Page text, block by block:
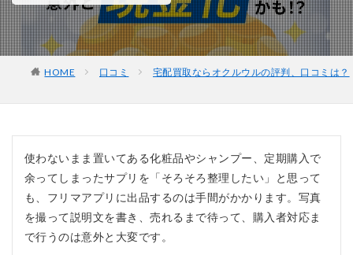
HOME 口コミ 宅配買取ならオクルウルの評判、口コミは？
使わないまま置いてある化粧品やシャンプー、定期購入で
余ってしまったサプリを「そろそろ整理したい」と思って
も、フリマアプリに出品するのは手間がかかります。写真
を撮って説明文を書き、売れるまで待って、購入者対応ま
で行うのは意外と大変です。